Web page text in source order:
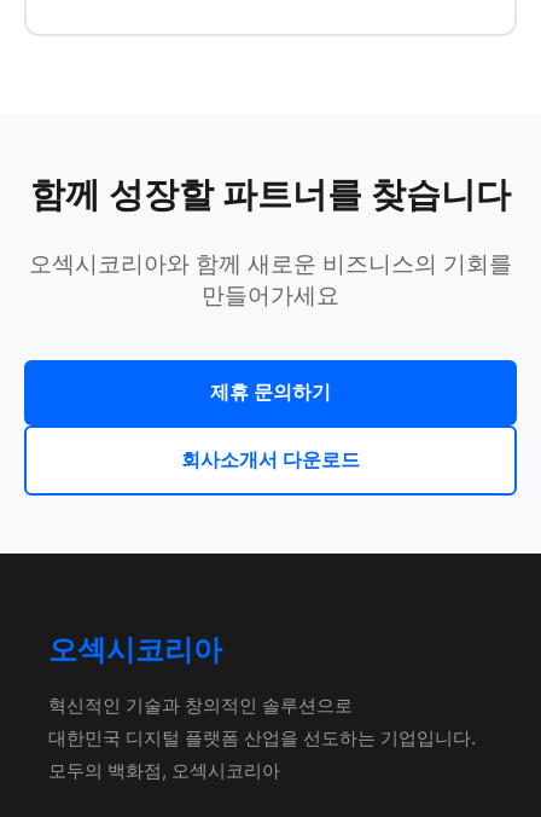
함께 성장할 파트너를 찾습니다
오섹시코리아와 함께 새로운 비즈니스의 기회를
만들어가세요
제휴 문의하기
회사소개서 다운로드
오섹시코리아
혁신적인 기술과 창의적인 솔루션으로
대한민국 디지털 플랫폼 산업을 선도하는 기업입니다.
모두의 백화점, 오섹시코리아